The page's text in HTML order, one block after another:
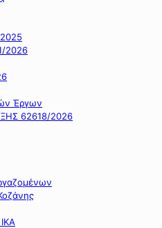
2026
Έργων
62618/2026